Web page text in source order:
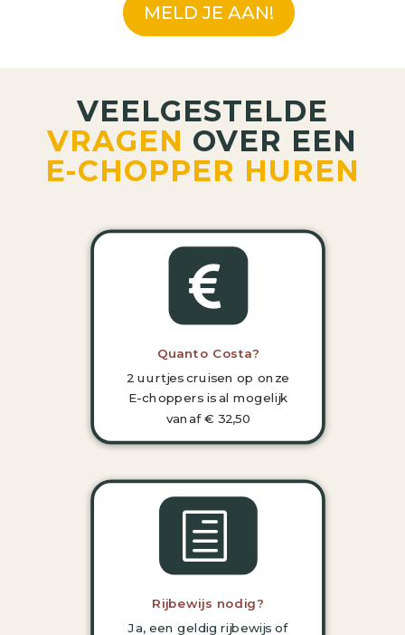
MELD JE AAN!
VEELGESTELDE
VRAGEN OVER EEN
E-CHOPPER HUREN

Quanto Costa?
2 uurtjes cruisen op onze
E-choppers is al mogelijk
vanaf € 32,50
h
Rijbewijs nodig?
Ja, een geldig rijbewijs of